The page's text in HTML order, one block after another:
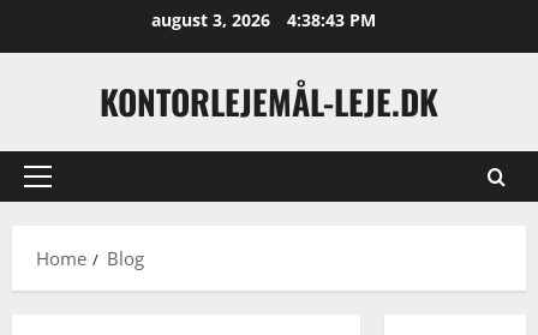
august 3, 2026 4:38:43 PM
KONTORLEJEMÅL-LEJE.DK
Primary
Home
Blog